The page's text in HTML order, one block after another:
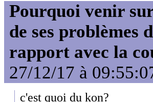
Pourquoi venir
de ses problèmes
rapport avec la
27/12/17 à
c'est quoi du kon?